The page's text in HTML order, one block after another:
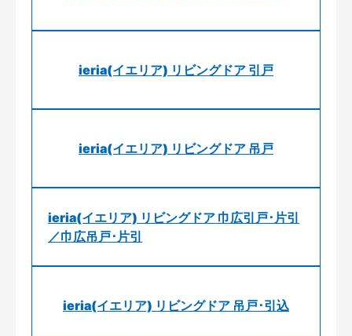
ieria(イエリア) リビングドア 引戸
ieria(イエリア) リビングドア 吊戸
ieria(イエリア) リビングドア 巾広引戸･片引
／巾広吊戸･片引
ieria(イエリア) リビングドア 吊戸･引込